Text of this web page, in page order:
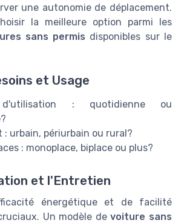
une autonomie de déplacement.
la meilleure option parmi les
sans permis disponibles sur le
et Usage
d'utilisation : quotidienne ou
: urbain, périurbain ou rural?
: monoplace, biplace ou plus?
et l'Entretien
énergétique et de facilité
Un modèle devoiture sans